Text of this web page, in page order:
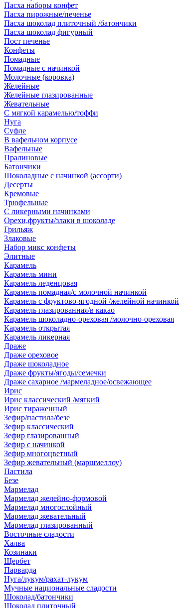
Пасха наборы конфет
Пасха пирожные/печенье
Пасха шоколад плиточный /батончики
Пасха шоколад фигурный
Пост печенье
Конфеты
Помадные
Помадные с начинкой
Молочные (коровка)
Желейные
Желейные глазированные
Жевательные
С мягкой карамелью/тоффи
Нуга
Суфле
В вафельном корпусе
Вафельные
Пралиновые
Батончики
Шоколадные с начинкой (ассорти)
Десерты
Кремовые
Трюфельные
С ликерными начинками
Орехи,фрукты/злаки в шоколаде
Грильяж
Злаковые
Набор микс конфеты
Элитные
Карамель
Карамель мини
Карамель леденцовая
Карамель помадная/с молочной начинкой
Карамель с фруктово-ягодной /желейной начинкой
Карамель глазированная/в какао
Карамель шоколадно-ореховая /молочно-ореховая
Карамель открытая
Карамель ликерная
Драже
Драже ореховое
Драже шоколадное
Драже фрукты/ягоды/семечки
Драже сахарное /мармеладное/освежающее
Ирис
Ирис классический /мягкий
Ирис тираженный
Зефир/пастила/безе
Зефир классический
Зефир глазированный
Зефир с начинкой
Зефир многоцветный
Зефир жевательный (маршмеллоу)
Пастила
Безе
Мармелад
Мармелад желейно-формовой
Мармелад многослойный
Мармелад жевательный
Мармелад глазированный
Восточные сладости
Халва
Козинаки
Щербет
Парварда
Нуга/лукум/рахат-лукум
Мучные национальные сладости
Шоколад/батончики
Шоколад плиточный